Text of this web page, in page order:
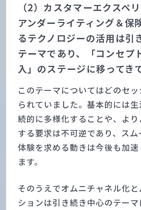
（2）カスタマーエクスペ
アンダーライティング＆保
るテクノロジーの活用は引
テーマであり、「コンセプ
入」のステージに移ってき
このテーマについてはどのセ
られていました。基本的には
続的に多様化することや、よ
する要求は不可逆であり、ス
体験を求める動きは今後も加
ます。
そのうえでオムニチャネル化
ションは引き続き中心のテー